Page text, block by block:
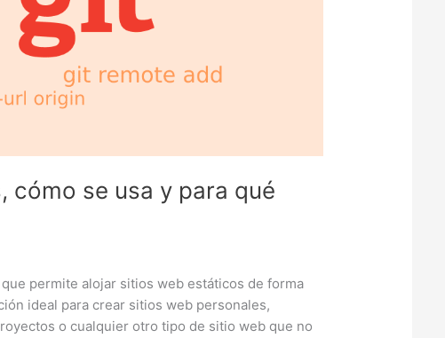
cómo se usa y para qué
permite alojar sitios web estáticos de forma
ideal para crear sitios web personales,
o cualquier otro tipo de sitio web que no